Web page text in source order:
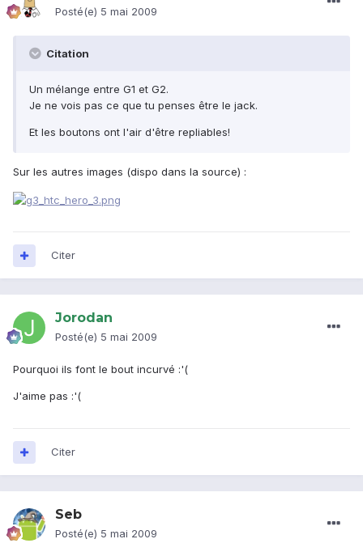
Posté(e) 5 mai 2009
Citation
Un mélange entre G1 et G2.
Je ne vois pas ce que tu penses être le jack.
Et les boutons ont l'air d'être repliables!
Sur les autres images (dispo dans la source) :
Citer
Jorodan
Posté(e) 5 mai 2009
Pourquoi ils font le bout incurvé :'(
J'aime pas :'(
Citer
Seb
Posté(e) 5 mai 2009